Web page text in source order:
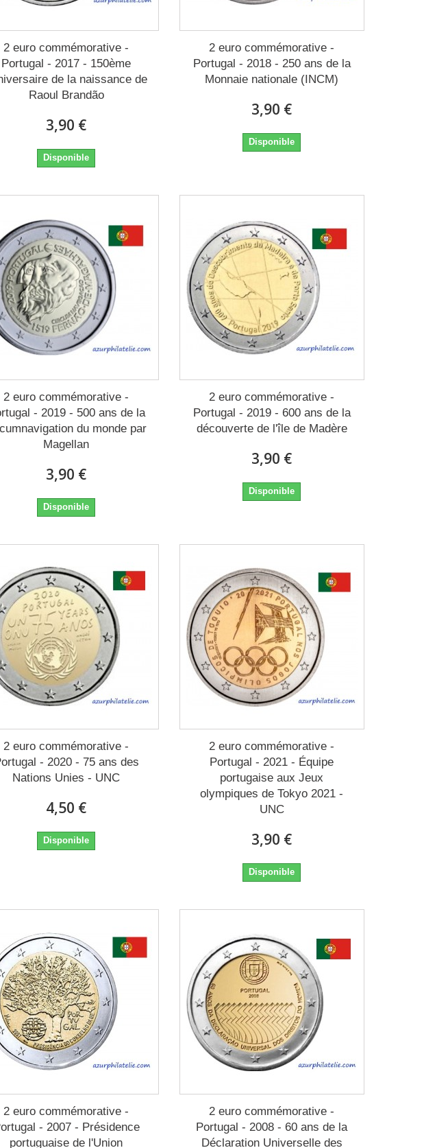
2 euro commémorative -
Portugal - 2017 - 150ème
de la naissance de
Raoul Brandão
3,90 €
Disponible
2 euro commémorative -
Portugal - 2018 - 250 ans de la
Monnaie nationale (INCM)
3,90 €
Disponible
2 euro commémorative -
- 2019 - 500 ans de la
du monde par
Magellan
3,90 €
Disponible
2 euro commémorative -
Portugal - 2019 - 600 ans de la
découverte de l'île de Madère
3,90 €
Disponible
2 euro commémorative -
- 2020 - 75 ans des
Nations Unies - UNC
4,50 €
Disponible
2 euro commémorative -
Portugal - 2021 - Équipe
portugaise aux Jeux
olympiques de Tokyo 2021 -
UNC
3,90 €
Disponible
2 euro commémorative -
- 2007 - Présidence
portuguaise de l'Union
2 euro commémorative -
Portugal - 2008 - 60 ans de la
Déclaration Universelle des